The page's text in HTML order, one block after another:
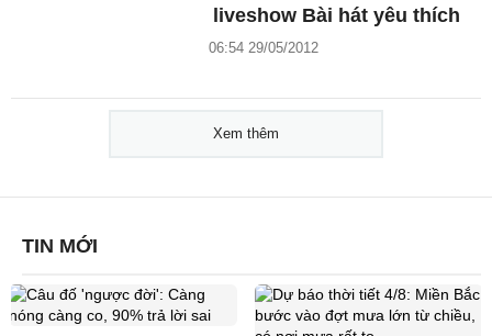
liveshow Bài hát yêu thích
06:54 29/05/2012
Xem thêm
TIN MỚI